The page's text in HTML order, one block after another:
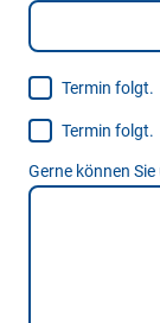
Termin folgt.
Termin folgt.
Gerne können